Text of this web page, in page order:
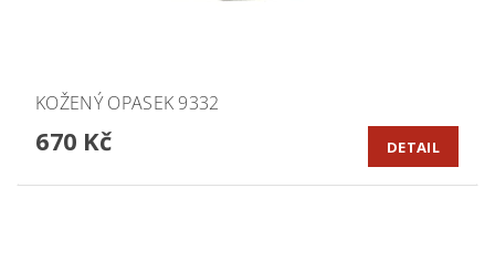
KOŽENÝ OPASEK 9332
670 Kč DETAIL